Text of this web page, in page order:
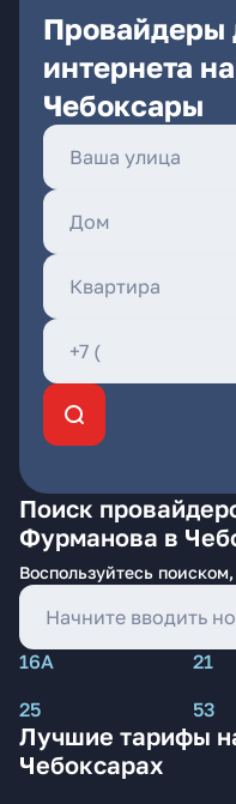
Провайдеры
интернета
Чебоксары
Поиск
Фурманова в
Воспользуйтесь
16А 21
25
53
Лучшие тарифы
Чебоксарах